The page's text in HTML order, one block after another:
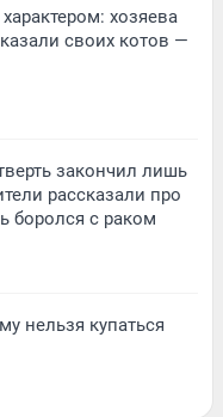
хозяева
своих котов —
закончил лишь
рассказали про
боролся с раком
нельзя купаться